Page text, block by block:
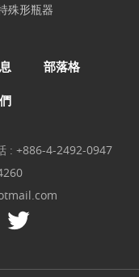
殊形瓶器
部落格
: +886-4-2492-0947